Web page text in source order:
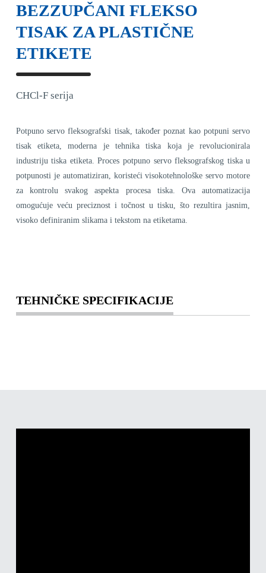
BEZZUPČANI FLEKSO
TISAK ZA PLASTIČNE
ETIKETE
CHCl-F serija
Potpuno servo fleksografski tisak, također poznat kao potpuni servo
tisak etiketa, moderna je tehnika tiska koja je revolucionirala
industriju tiska etiketa. Proces potpuno servo fleksografskog tiska u
potpunosti je automatiziran, koristeći visokotehnološke servo motore
za kontrolu svakog aspekta procesa tiska. Ova automatizacija
omogućuje veću preciznost i točnost u tisku, što rezultira jasnim,
visoko definiranim slikama i tekstom na etiketama.
TEHNIČKE SPECIFIKACIJE